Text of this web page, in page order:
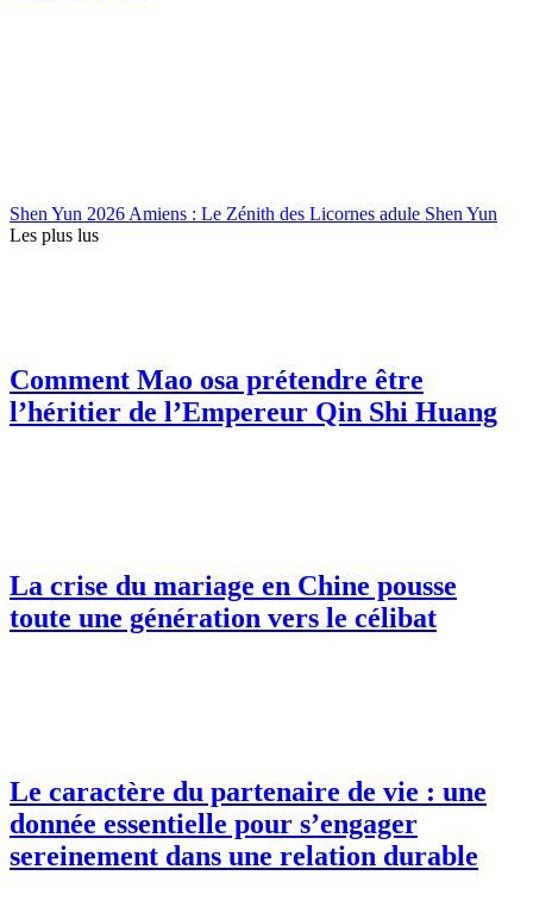
Shen Yun 2026 Amiens : Le Zénith des Licornes adule Shen Yun
Les plus lus
Comment Mao osa prétendre être
l’héritier de l’Empereur Qin Shi Huang
La crise du mariage en Chine pousse
toute une génération vers le célibat
Le caractère du partenaire de vie : une
donnée essentielle pour s’engager
sereinement dans une relation durable